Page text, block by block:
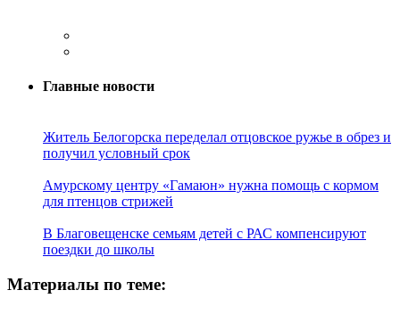
Главные новости
Житель Белогорска переделал отцовское ружье в обрез и
получил условный срок
Амурскому центру «Гамаюн» нужна помощь с кормом
для птенцов стрижей
В Благовещенске семьям детей с РАС компенсируют
поездки до школы
Материалы по теме: